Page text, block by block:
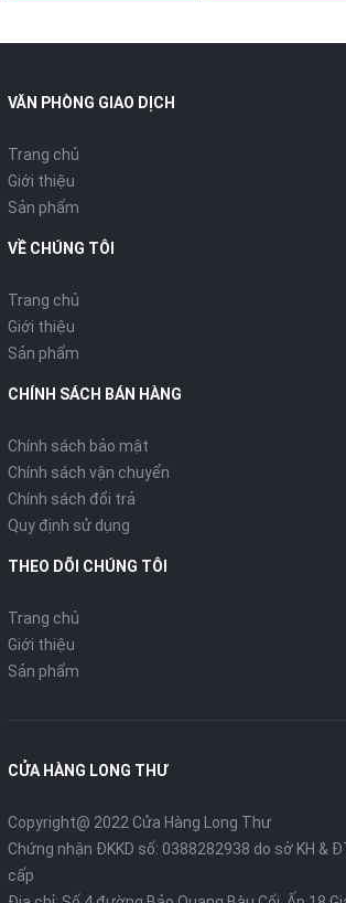
VĂN PHÒNG GIAO DỊCH
Trang chủ
Giới thiệu
Sản phẩm
VỀ CHÚNG TÔI
Trang chủ
Giới thiệu
Sản phẩm
CHÍNH SÁCH BÁN HÀNG
Chính sách bảo mật
Chính sách vận chuyển
Chính sách đổi trả
Quy định sử dụng
THEO DÕI CHÚNG TÔI
Trang chủ
Giới thiệu
Sản phẩm
CỬA HÀNG LONG THƯ
Copyright@ 2022 Cửa Hàng Long Thư
Chứng nhận ĐKKD số: 0388282938 do sở KH &
cấp